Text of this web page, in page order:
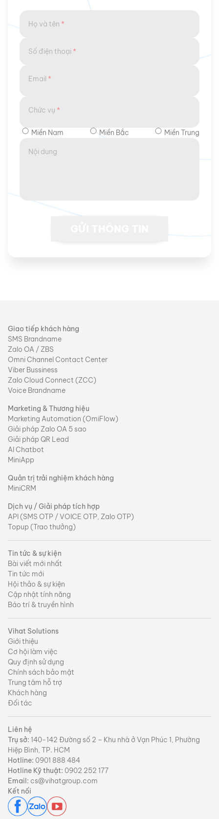
Họ và tên *
Số điện thoại *
Email *
Chức vụ *
Miền Nam Miền Bắc Miền Trung
Nội dung
Giao tiếp khách hàng
SMS Brandname
Zalo OA / ZBS
Omni Channel Contact Center
Viber Bussiness
Zalo Cloud Connect (ZCC)
Voice Brandname
Marketing & Thương hiệu
Marketing Automation (OmiFlow)
Giải pháp Zalo OA 5 sao
Giải pháp QR Lead
AI Chatbot
MiniApp
Quản trị trải nghiệm khách hàng
MiniCRM
Dịch vụ / Giải pháp tích hợp
API (SMS OTP / VOICE OTP, Zalo OTP)
Topup (Trao thưởng)
Tin tức & sự kiện
Bài viết mới nhất
Tin tức mới
Hội thảo & sự kiện
Cập nhật tính năng
Báo trí & truyền hình
Vihat Solutions
Giới thiệu
Cơ hội làm việc
Quy định sử dụng
Chính sách bảo mật
Trung tâm hỗ trợ
Khách hàng
Đối tác
Liên hệ
Trụ sở: 140-142 Đường số 2 – Khu nhà ở Vạn Phúc 1, Phường
Hiệp Bình, TP. HCM
Hotline: 0901 888 484
Hotline Kỹ thuật: 0902 252 177
Email: cs@vihatgroup.com
Kết nối